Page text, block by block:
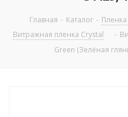
Главная - Каталог - Пленка
Витражная пленка Crystal
-
Green (Зелёная